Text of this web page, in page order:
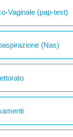
Vaginale (pap-test)
(Nas)